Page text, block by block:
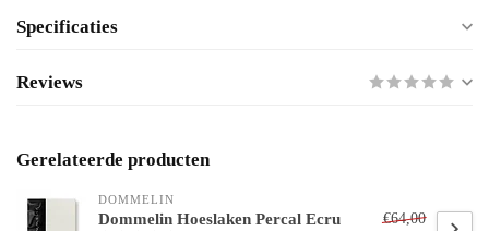
Specificaties
Reviews
Gerelateerde producten
DOMMELIN
Dommelin Hoeslaken Percal Ecru
€64,00